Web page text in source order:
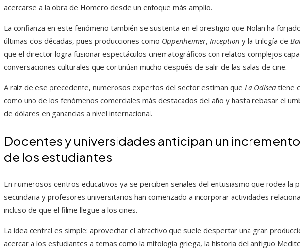
acercarse a la obra de Homero desde un enfoque más amplio.
La confianza en este fenómeno también se sustenta en el prestigio que Nolan ha
últimas dos décadas, pues producciones como Oppenheimer, Inception y la trilogía de
que el director logra fusionar espectáculos cinematográficos con relatos complejos
conversaciones culturales que continúan mucho después de salir de las salas de cine.
A raíz de ese precedente, numerosos expertos del sector estiman que La Odisea tiene
como uno de los fenómenos comerciales más destacados del año y hasta rebasar el
de dólares en ganancias a nivel internacional.
Docentes y universidades anticipan un
de los estudiantes
En numerosos centros educativos ya se perciben señales del entusiasmo que rodea la
secundaria y profesores universitarios han comenzado a incorporar actividades
incluso de que el filme llegue a los cines.
La idea central es simple: aprovechar el atractivo que suele despertar una gran
acercar a los estudiantes a temas como la mitología griega, la historia del antiguo